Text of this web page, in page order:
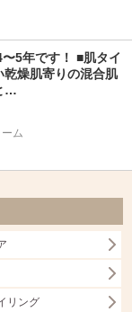
5年です！ ■肌タイ
乾燥肌寄りの混合肌
…
ム
リング